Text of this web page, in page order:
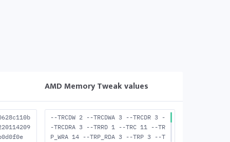
AMD Memory Tweak values
--TRCDW 2 --TRCDWA 3 --TRCDR 3 -
-TRCDRA 3 --TRRD 1 --TRC 11 --TR
P_WRA 14 --TRP_RDA 3 --TRP 3 --T